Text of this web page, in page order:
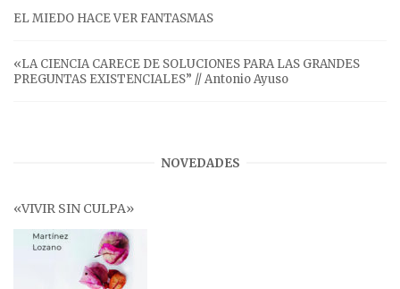
EL MIEDO HACE VER FANTASMAS
«LA CIENCIA CARECE DE SOLUCIONES PARA LAS GRANDES
PREGUNTAS EXISTENCIALES” // Antonio Ayuso
NOVEDADES
«VIVIR SIN CULPA»